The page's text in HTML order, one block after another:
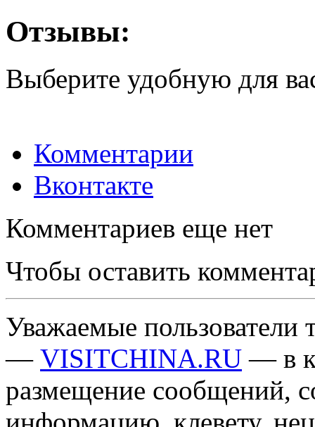
Отзывы:
Выберите удобную для
Комментарии
Вконтакте
Комментариев еще нет
Чтобы оставить
Уважаемые пользователи
— VISITCHINA.RU — в
размещение сообщений,